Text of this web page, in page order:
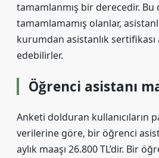
tamamlanmış bir derecedir. Bu
tamamlamamış olanlar,
kurumdan asistanlık
edebilirler.
Öğrenci asistanı
Anketi dolduran kullanıcıların
verilerine göre, bir öğrenci
aylık maaşı 26.800 TL’dir. Bir